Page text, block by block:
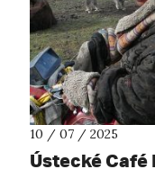
10 / 07 / 2025
Ústecké Café